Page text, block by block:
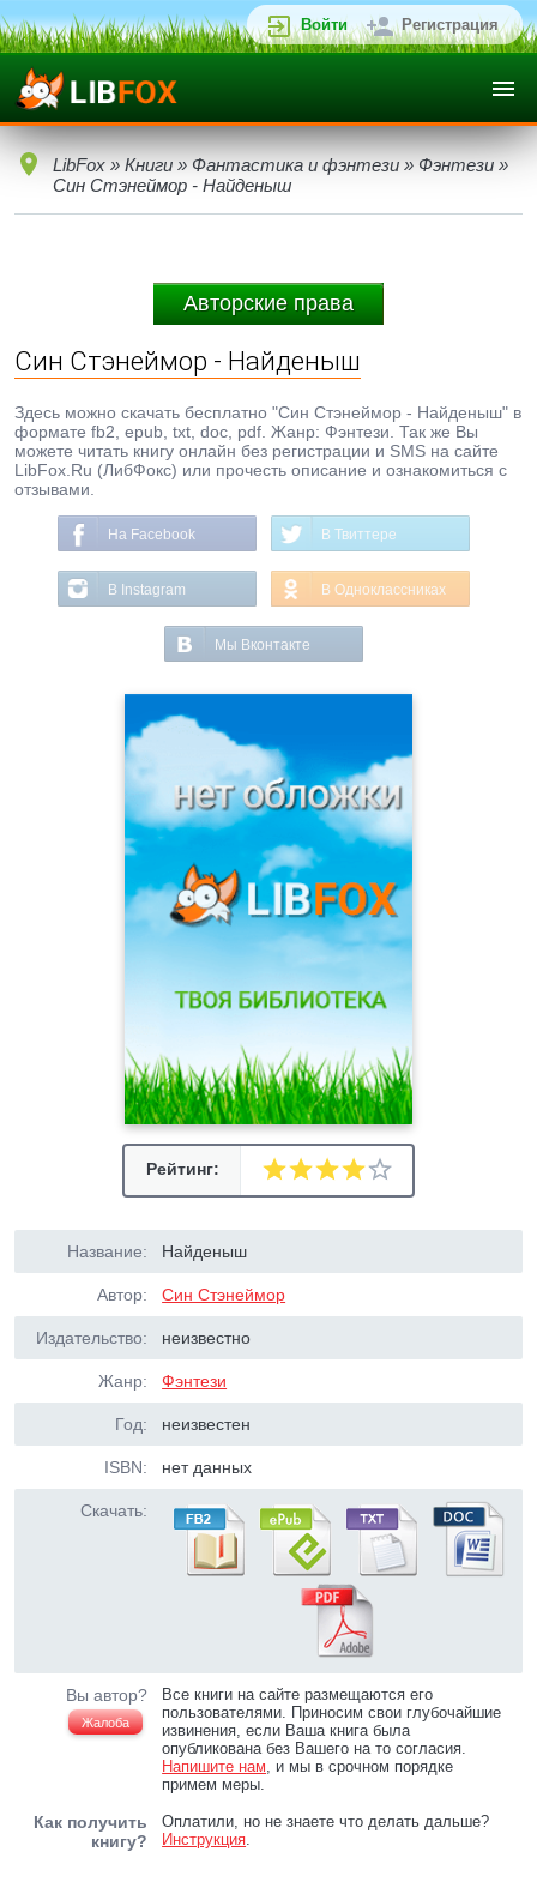
Войти Регистрация
LibFox » Книги » Фантастика и фэнтези » Фэнтези »
Син Стэнеймор - Найденыш
Авторские права
Син Стэнеймор - Найденыш
Здесь можно скачать бесплатно "Син Стэнеймор - Найденыш" в
формате fb2, epub, txt, doc, pdf. Жанр: Фэнтези. Так же Вы
можете читать книгу онлайн без регистрации и SMS на сайте
LibFox.Ru (ЛибФокс) или прочесть описание и ознакомиться с
отзывами.
На Facebook В Твиттере
В Instagram В Одноклассниках
Мы Вконтакте
Рейтинг:
Название: Найденыш
Автор: Син Стэнеймор
Издательство: неизвестно
Жанр: Фэнтези
Год: неизвестен
ISBN: нет данных
Скачать:
Вы автор?
Жалоба
Все книги на сайте размещаются его
пользователями. Приносим свои глубочайшие
извинения, если Ваша книга была
опубликована без Вашего на то согласия.
Напишите нам, и мы в срочном порядке
примем меры.
Как получить
книгу?
Оплатили, но не знаете что делать дальше?
Инструкция.